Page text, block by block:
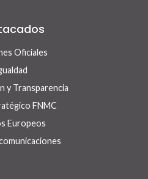
Oficiales
y Transparencia
FNMC
Europeos